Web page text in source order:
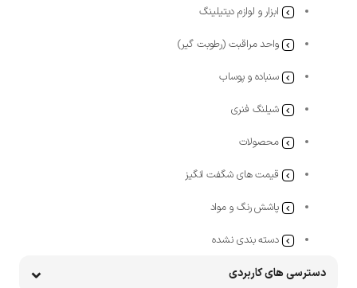
ابزار و لوازم دیتیلینگ
واحد مراقبت (رطوبت گیر)
سنباده و پوساب
شیلنگ فنری
محصولات
قیمت های شگفت انگیز
پاشش رنگ و مواد
دسته بندی نشده
دسترسی های کاربردی